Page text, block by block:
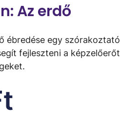
Az ​erdő
ébredése egy szórakoztató
fejleszteni a képzelőerőt